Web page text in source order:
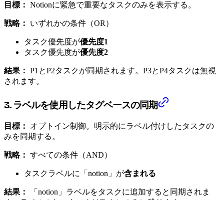
目標： Notionに緊急で重要なタスクのみを表示する。
戦略： いずれかの条件（OR）
タスク優先度が優先度1
タスク優先度が優先度2
結果： P1とP2タスクが同期されます。P3とP4タスクは無視
されます。
3. ラベルを使用したタグベースの同期
目標：
オプトイン制御。明示的にラベル付けしたタスクの
みを同期する。
戦略： すべての条件（AND）
タスクラベルに「notion」が含まれる
結果：
「notion」ラベルをタスクに追加すると同期されま